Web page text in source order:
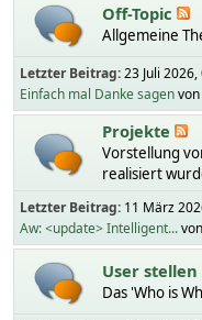
Off-Topic
Allgemeine
Letzter Beitrag:23 Juli
Einfach mal Danke sagenvon
Projekte
Vorstellung
realisiert
Letzter Beitrag: 11 März
Aw: <update> Intelligent...von
User
Das 'Who is